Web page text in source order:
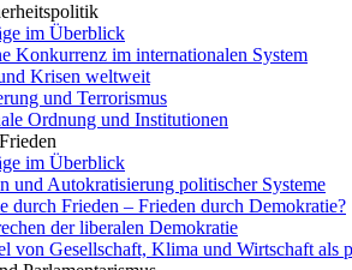
im Überblick
Konkurrenz im internationalen System
Krisen weltweit
und Terrorismus
Ordnung und Institutionen
im Überblick
und Autokratisierung politischer Systeme
durch Frieden – Frieden durch Demokratie?
der liberalen Demokratie
von Gesellschaft, Klima und Wirtschaft als